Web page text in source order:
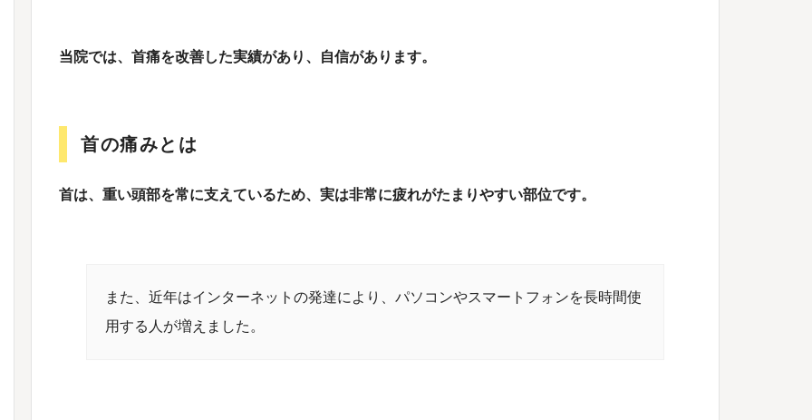
当院では、首痛を改善した実績があり、自信があります。
首の痛みとは
首は、重い頭部を常に支えているため、実は非常に疲れがたまりやすい部位です。
また、近年はインターネットの発達により、パソコンやスマートフォンを長時間使
用する人が増えました。